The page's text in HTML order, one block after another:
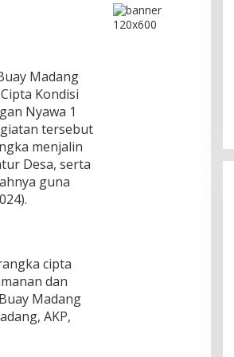
Madang
Kondisi
Nyawa 1
tersebut
menjalin
Desa, serta
guna
cipta
dan
Madang
AKP,
DPC PPP Jakarta Utara Gelar
Ta’aruf / Silaturahmi dan
Penyerahan SK Pengurus Baru,
Fokus Konsolidasi Jelang
Musancab 13 September 2026
Di Politik